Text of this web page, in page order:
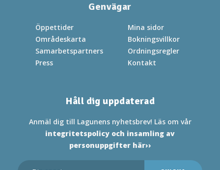
Genvägar
Öppettider
Områdeskarta
Samarbetspartners
Press
Mina sidor
Bokningsvillkor
Ordningsregler
Kontakt
Håll dig uppdaterad
Anmäl dig till Lagunens nyhetsbrev! Läs om vår
integritetspolicy och insamling av
personuppgifter här››